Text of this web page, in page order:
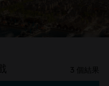
3 個結果